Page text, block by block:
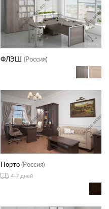
ФЛЭШ (Россия)
Порто(Россия)
4-7 дней